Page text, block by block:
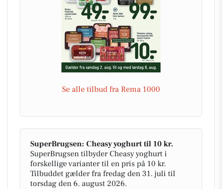
Se alle tilbud fra Rema 1000
SuperBrugsen: Cheasy yoghurt til 10 kr.
SuperBrugsen tilbyder Cheasy yoghurt i
forskellige varianter til en pris på 10 kr.
Tilbuddet gælder fra fredag den 31. juli til
torsdag den 6. august 2026.